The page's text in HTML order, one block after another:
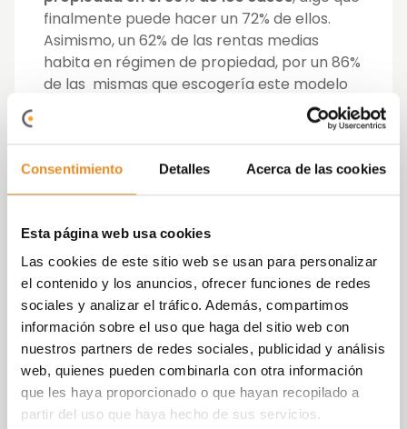
Consentimiento Detalles Acerca de las cookies
Esta página web usa cookies
Las cookies de este sitio web se usan para personalizar
el contenido y los anuncios, ofrecer funciones de redes
sociales y analizar el tráfico. Además, compartimos
información sobre el uso que haga del sitio web con
nuestros partners de redes sociales, publicidad y análisis
web, quienes pueden combinarla con otra información
que les haya proporcionado o que hayan recopilado a
partir del uso que haya hecho de sus servicios.
finalmente puede hacer un 72% de ellos.
Asimismo, un 62% de las rentas medias
habita en régimen de propiedad, por un 86%
de las mismas que escogería este modelo
De igual forma, también existe una brecha
significativa entre los propietarios que
cuentan con una pareja sentimental y los
pareja lo hace en régimen de propiedad
mientras que solo un48% de los solteros,
divorciados o viudos dispone de una
vivienda propia.
Las razones de no disponer de
vivienda en propiedad
La principalrazón de los jóvenes para no